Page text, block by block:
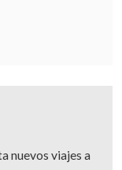
nuevos viajes a